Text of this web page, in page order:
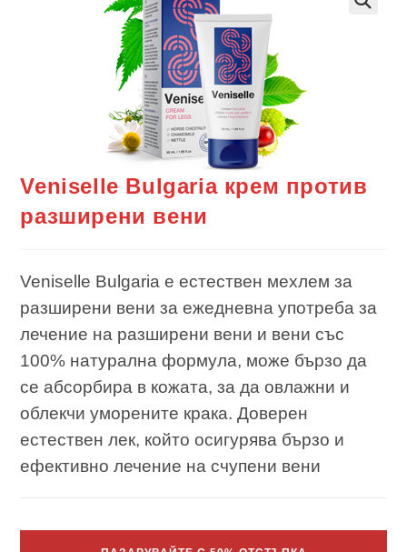
Veniselle Bulgaria крем против
разширени вени
Veniselle Bulgaria е естествен мехлем за
разширени вени за ежедневна употреба за
лечение на разширени вени и вени със
100% натурална формула, може бързо да
се абсорбира в кожата, за да овлажни и
облекчи уморените крака. Доверен
естествен лек, който осигурява бързо и
ефективно лечение на счупени вени